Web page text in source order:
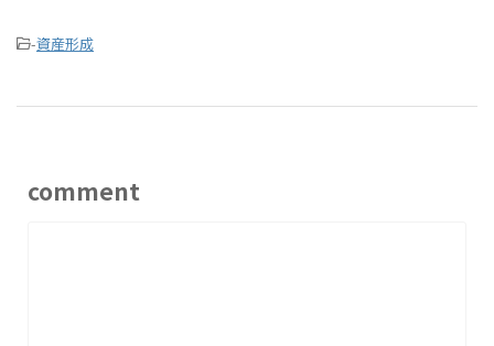
-資産形成
comment